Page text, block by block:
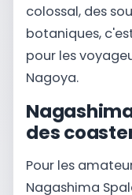
colossal, des
botaniques,
pour les
Nagoya.
des
Pour les
Nagashima